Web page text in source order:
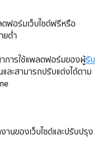
ฟอร์มเว็บไซต์ฟรีหรือ
ยต่ำ
ารใช้แพลตฟอร์มของผู้รับ
ละสามารถปรับแต่งได้ตาม
นของเว็บไซต์และปรับปรุง